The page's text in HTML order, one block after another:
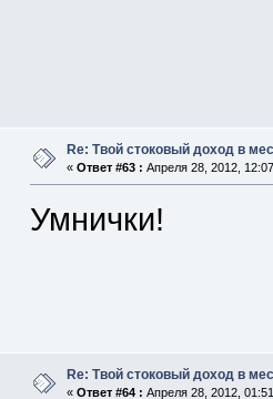
Re: Твой стоковый доход в
« Ответ #63 : Апреля 28, 2012,
Умнички!
Re: Твой стоковый доход в
« Ответ #64 : Апреля 28, 2012,